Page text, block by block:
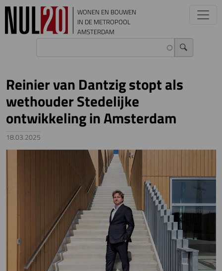
Overslaan en naar de inhoud gaan
WONEN EN BOUWEN
IN DE METROPOOL
AMSTERDAM
Reinier van Dantzig stopt als
wethouder Stedelijke
ontwikkeling in Amsterdam
18.03.2025